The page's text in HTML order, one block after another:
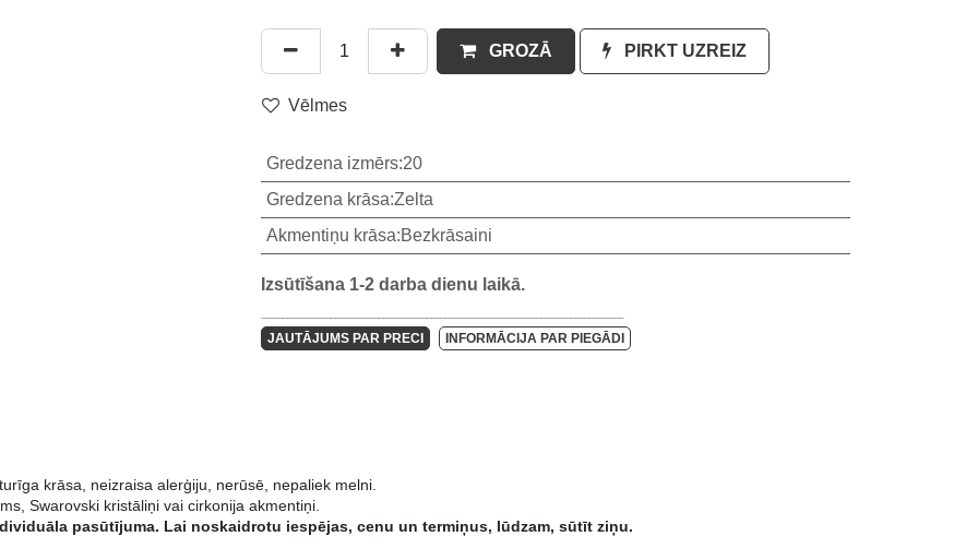
GROZĀ PIRKT UZREIZ
Vēlmes
Gredzena izmērs:20
Gredzena krāsa:Zelta
Akmentiņu krāsa:Bezkrāsaini
Izsūtīšana 1-2 darba dienu laikā.
JAUTĀJUMS PAR PRECI INFORMĀCIJA PAR PIEGĀDI
krāsa, neizraisa alerģiju, nerūsē, nepaliek melni.
Swarovski kristāliņi vai cirkonija akmentiņi.